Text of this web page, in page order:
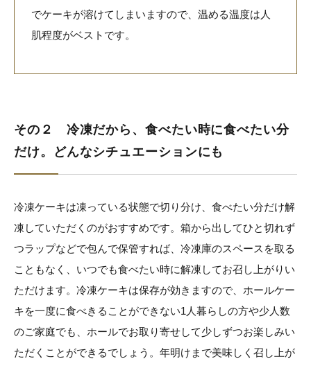
でケーキが溶けてしまいますので、温める温度は人
肌程度がベストです。
その２ 冷凍だから、食べたい時に食べたい分
だけ。どんなシチュエーションにも
冷凍ケーキは凍っている状態で切り分け、食べたい分だけ解
凍していただくのがおすすめです。箱から出してひと切れず
つラップなどで包んで保管すれば、冷凍庫のスペースを取る
こともなく、いつでも食べたい時に解凍してお召し上がりい
ただけます。冷凍ケーキは保存が効きますので、ホールケー
キを一度に食べきることができない1人暮らしの方や少人数
のご家庭でも、ホールでお取り寄せして少しずつお楽しみい
ただくことができるでしょう。年明けまで美味しく召し上が